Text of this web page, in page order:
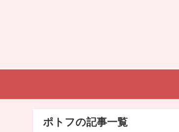
ポトフの記事一覧